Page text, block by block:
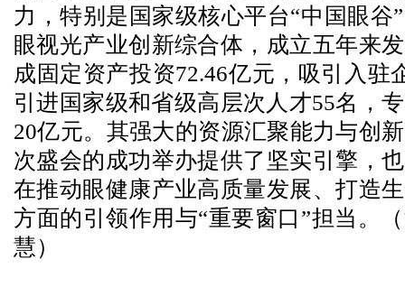
力，特别是国家级核心平台“中国眼谷
眼视光产业创新综合体，成立五年来
成固定资产投资72.46亿元，吸引入驻
引进国家级和省级高层次人才55名，
20亿元。其强大的资源汇聚能力与创
次盛会的成功举办提供了坚实引擎，
在推动眼健康产业高质量发展、打造
方面的引领作用与“重要窗口”担当。
慧）